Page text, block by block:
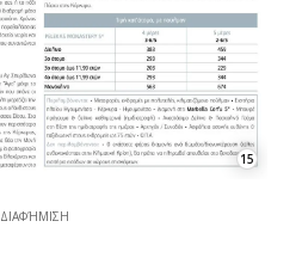
15
ΔΙΑΦΉΜΙΣΗ